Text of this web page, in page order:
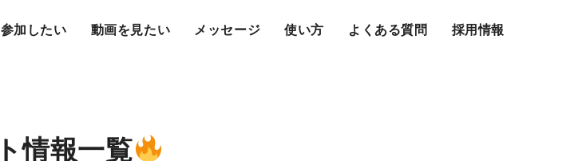
加したい 動画を見たい メッセージ 使い方 よくある質問 採用情報
情報一覧